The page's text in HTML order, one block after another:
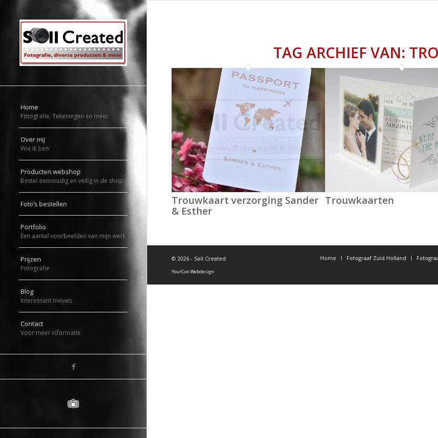
Home
Fotografie, Tekeningen en meer
Over mij
Wie ik ben
Producten webshop
Bestel eenvoudig en veilig in de shop
Foto’s bestellen
Portfolio
Een aantal voorbeelden van mijn werk
Prijzen
Fotografie
Blog
Interessant nieuws
Contact
Voor meer informatie
TAG ARCHIEF VAN:
Trouwkaart verzorging Sander
& Esther
Trouwkaarten
© 2026 - Soll Created
YourCon Webdesign
Home Fotograaf Zuid Holland